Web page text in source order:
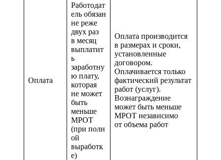
Оплата
Работодат
ель обязан
не реже
двух раз
в месяц
выплатит
ь
заработну
ю плату,
которая
не может
быть
меньше
МРОТ
(при полн
ой
выработк
е)
Оплата производится
в размерах и сроки,
установленные
договором.
Оплачивается только
фактический результат
работ (услуг).
Вознаграждение
может быть меньше
МРОТ независимо
от объема работ